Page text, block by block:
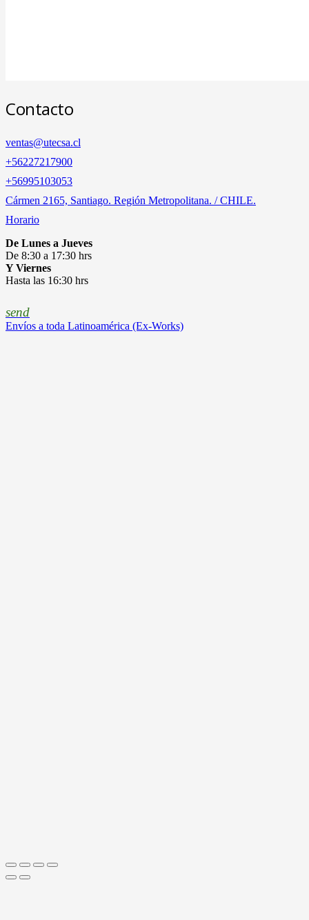
Contacto
ventas@utecsa.cl
+56227217900
‎+56995103053
Cármen 2165, Santiago. Región Metropolitana. / CHILE.
Horario
De Lunes a Jueves
De 8:30 a 17:30 hrs
Y Viernes
Hasta las 16:30 hrs
send
Envíos a toda Latinoamérica (Ex-Works)